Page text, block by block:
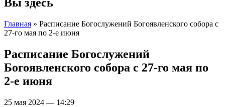
Главная » Расписание Богослужений Богоявленского собора с
27-го мая по 2-е июня
Расписание Богослужений
Богоявленского собора с 27-го мая по
2-е июня
25 мая 2024 — 14:29